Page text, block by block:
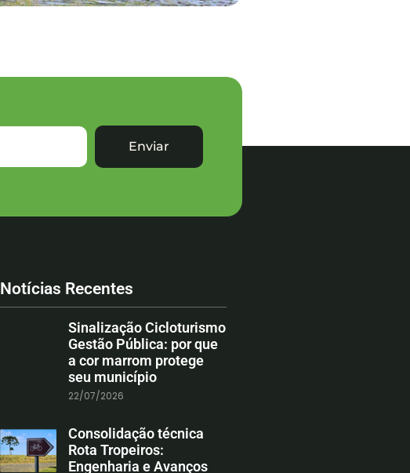
Enviar
Notícias Recentes
Sinalização Cicloturismo
Gestão Pública: por que
a cor marrom protege
seu município
22/07/2026
Consolidação técnica
Rota Tropeiros:
Engenharia e Avanços